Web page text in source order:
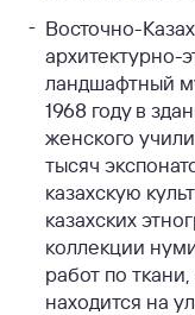
Восточно-
архитектурно-
ландшафтный
1968 году в
женского
тысяч
казахскую
казахских
коллекции
работ по
находится на